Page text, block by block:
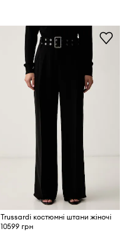
Trussardi костюмні штани жіночі
10599 грн